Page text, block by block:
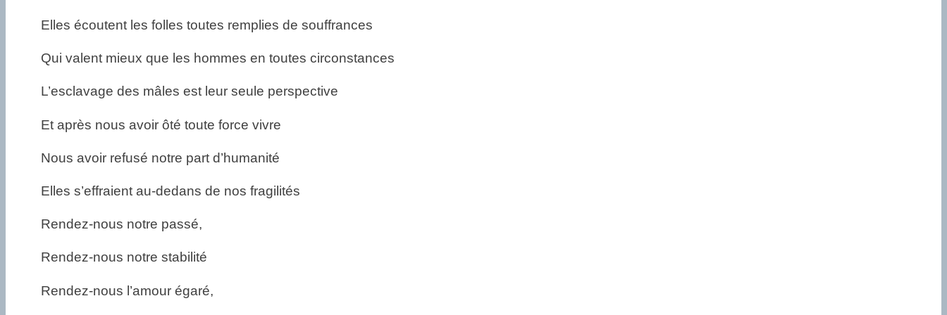
Elles écoutent les folles toutes remplies de souffrances
Qui valent mieux que les hommes en toutes circonstances
L’esclavage des mâles est leur seule perspective
Et après nous avoir ôté toute force vivre
Nous avoir refusé notre part d’humanité
Elles s’effraient au-dedans de nos fragilités
Rendez-nous notre passé,
Rendez-nous notre stabilité
Rendez-nous l’amour égaré,